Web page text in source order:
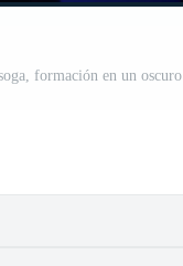
formación en un oscuro